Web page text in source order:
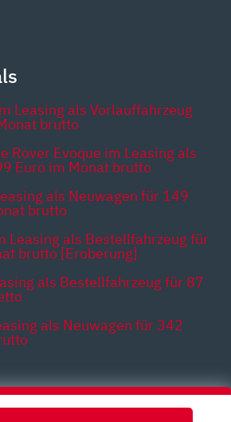
Leasing als Vorlauffahrzeug
brutto
Rover Evoque im Leasing als
Euro im Monat brutto
als Neuwagen für 149
brutto
Leasing als Bestellfahrzeug für
brutto [Eroberung]
als Bestellfahrzeug für 87
als Neuwagen für 342